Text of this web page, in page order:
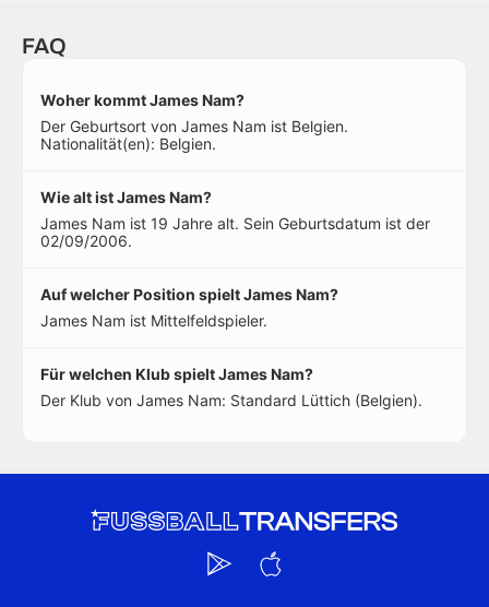
FAQ
Woher kommt James Nam?
Der Geburtsort von James Nam ist Belgien.
Nationalität(en): Belgien.
Wie alt ist James Nam?
James Nam ist 19 Jahre alt. Sein Geburtsdatum ist der
02/09/2006.
Auf welcher Position spielt James Nam?
James Nam ist Mittelfeldspieler.
Für welchen Klub spielt James Nam?
Der Klub von James Nam: Standard Lüttich (Belgien).